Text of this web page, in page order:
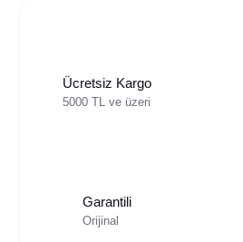
Ücretsiz Kargo
5000 TL ve üzeri
Garantili
Orijinal